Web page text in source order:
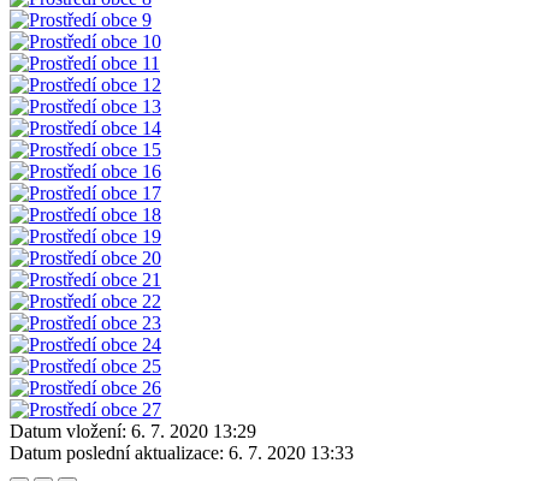
Datum vložení: 6. 7. 2020 13:29
Datum poslední aktualizace: 6. 7. 2020 13:33